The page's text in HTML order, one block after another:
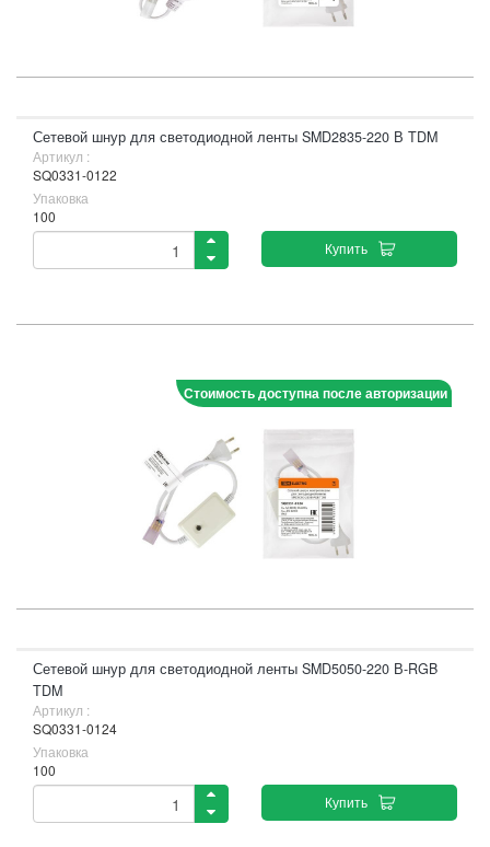
Сетевой шнур для светодиодной ленты SMD2835-220 В TDM
Артикул :
SQ0331-0122
Упаковка
100
Купить
Стоимость доступна после авторизации
Сетевой шнур для светодиодной ленты SMD5050-220 В-RGB
TDM
Артикул :
SQ0331-0124
Упаковка
100
Купить